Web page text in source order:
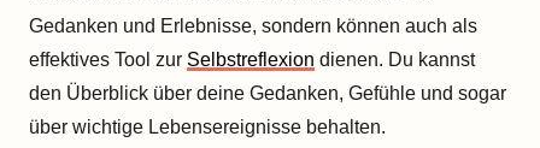
Gedanken und Erlebnisse, sondern können auch als
effektives Tool zur Selbstreflexion dienen. Du kannst
den Überblick über deine Gedanken, Gefühle und sogar
über wichtige Lebensereignisse behalten.